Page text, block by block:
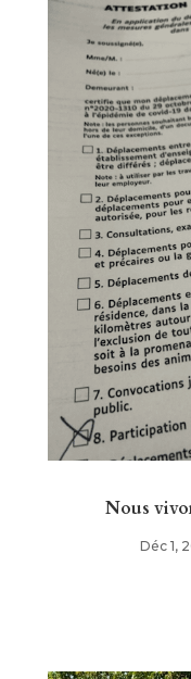
Nous
Déc 1,